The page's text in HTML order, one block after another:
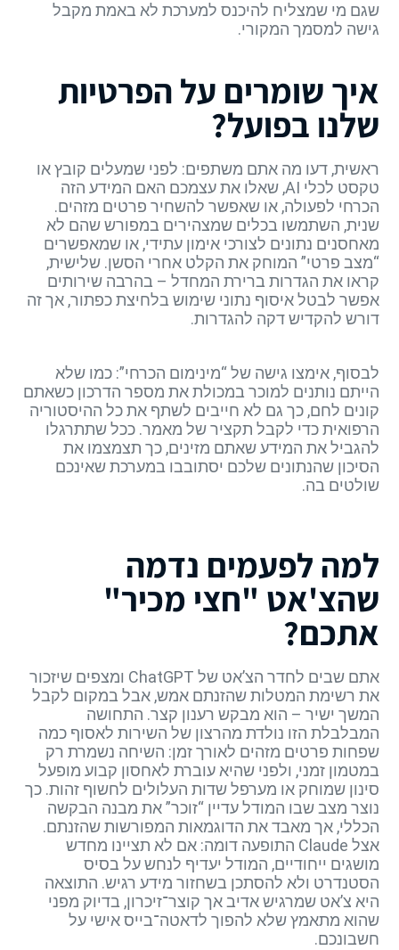
שגם מי שמצליח להיכנס למערכת לא באמת מקבל
גישה למסמך המקורי.
איך שומרים על הפרטיות
שלנו בפועל?
ראשית, דעו מה אתם משתפים: לפני שמעלים קובץ או
טקסט לכלי AI, שאלו את עצמכם האם המידע הזה
הכרחי לפעולה, או שאפשר להשחיר פרטים מזהים.
שנית, השתמשו בכלים שמצהירים במפורש שהם לא
מאחסנים נתונים לצורכי אימון עתידי, או שמאפשרים
“מצב פרטי” המוחק את הקלט אחרי הסשן. שלישית,
קראו את הגדרות ברירת המחדל – בהרבה שירותים
אפשר לבטל איסוף נתוני שימוש בלחיצת כפתור, אך זה
דורש להקדיש דקה להגדרות.
לבסוף, אימצו גישה של “מינימום הכרחי”: כמו שלא
הייתם נותנים למוכר במכולת את מספר הדרכון כשאתם
קונים לחם, כך גם לא חייבים לשתף את כל ההיסטוריה
הרפואית כדי לקבל תקציר של מאמר. ככל שתתרגלו
להגביל את המידע שאתם מזינים, כך תצמצמו את
הסיכון שהנתונים שלכם יסתובבו במערכת שאינכם
שולטים בה.
למה לפעמים נדמה
שהצ'אט "חצי מכיר"
אתכם?
אתם שבים לחדר הצ’אט של ChatGPT ומצפים שיזכור
את רשימת המטלות שהזנתם אמש, אבל במקום לקבל
המשך ישיר – הוא מבקש רענון קצר. התחושה
המבלבלת הזו נולדת מהרצון של השירות לאסוף כמה
שפחות פרטים מזהים לאורך זמן: השיחה נשמרת רק
במטמון זמני, ולפני שהיא עוברת לאחסון קבוע מופעל
סינון שמוחק או מערפל שדות העלולים לחשוף זהות. כך
נוצר מצב שבו המודל עדיין “זוכר” את מבנה הבקשה
הכללי, אך מאבד את הדוגמאות המפורשות שהזנתם.
אצל Claude התופעה דומה: אם לא תציינו מחדש
מושגים ייחודיים, המודל יעדיף לנחש על בסיס
הסטנדרט ולא להסתכן בשחזור מידע רגיש. התוצאה
היא צ’אט שמרגיש אדיב אך קוצר־זיכרון, בדיוק מפני
שהוא מתאמץ שלא להפוך לדאטה־בייס אישי על
חשבונכם.